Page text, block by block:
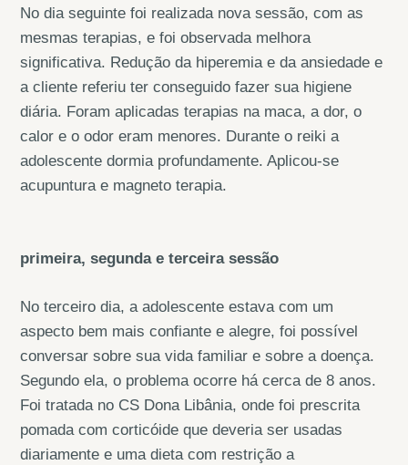
No dia seguinte foi realizada nova sessão, com as
mesmas terapias, e foi observada melhora
significativa. Redução da hiperemia e da ansiedade e
a cliente referiu ter conseguido fazer sua higiene
diária. Foram aplicadas terapias na maca, a dor, o
calor e o odor eram menores. Durante o reiki a
adolescente dormia profundamente. Aplicou-se
acupuntura e magneto terapia.
primeira, segunda e terceira sessão
No terceiro dia, a adolescente estava com um
aspecto bem mais confiante e alegre, foi possível
conversar sobre sua vida familiar e sobre a doença.
Segundo ela, o problema ocorre há cerca de 8 anos.
Foi tratada no CS Dona Libânia, onde foi prescrita
pomada com corticóide que deveria ser usadas
diariamente e uma dieta com restrição a